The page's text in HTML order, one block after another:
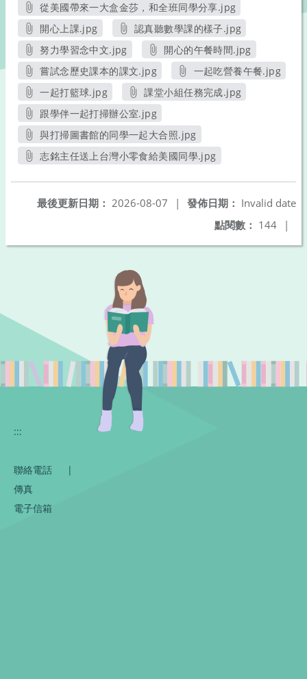
從美國帶來一大盒金莎，和全班同學分享.jpg
另開新視窗
開心上課.jpg
另開新視窗
認真聽數學課的樣子.jpg
另開新視窗
努力學習念中文.jpg
另開新視窗
開心的午餐時間.jpg
另開新視窗
嘗試念歷史課本的課文.jpg
另開新視窗
一起吃營養午餐.jpg
另開新視窗
一起打籃球.jpg
另開新視窗
課堂小組任務完成.jpg
跟學伴一起打掃辦公室.jpg
另開新視窗
與打掃圖書館的同學一起大合照.jpg
另開新視窗
志銘主任送上台灣小零食給美國同學.jpg
發佈日期： Invalid date
最後更新日期： 2026-08-07
|
點閱數： 144 |
:::
聯絡電話
|
傳真
電子信箱